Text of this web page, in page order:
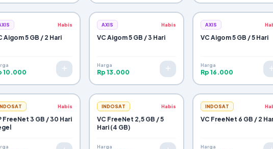
Habis
Aigom 5 GB / 2 Hari
10.000
AXIS Habis
VC Aigom 5 GB / 3 Hari
Harga
Rp 13.000
AXIS
VC Aigom 5 GB / 5 Hari
Harga
Rp 16.000
Habis
FreeNet 3 GB / 30 Hari
INDOSAT Habis
VC FreeNet 2,5 GB / 5
Hari (4 GB)
Harga
INDOSAT
VC FreeNet 6 GB / 2
Harga